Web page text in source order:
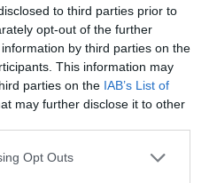
to third parties prior to
opt-out of the further
by third parties on the
This information may
parties on the IAB’s List of
may further disclose it to other
Opt Outs
μαραθωνοδρόμο